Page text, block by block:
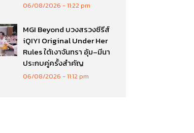
06/08/2026 11:22 pm
MGI Beyond บวงสรวงซีรีส์
iQIYI Original Under Her
Rules ใต้เงาจันทรา อุ้ม–มีนา
ประกบคู่ครั้งสำคัญ
06/08/2026 11:12 pm